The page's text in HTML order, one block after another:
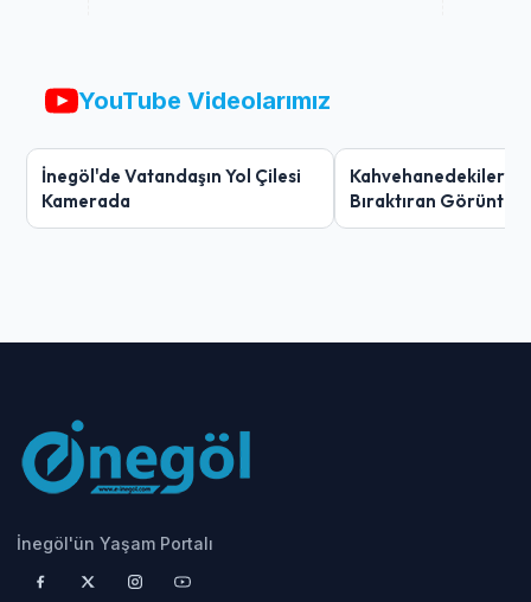
YouTube Videolarımız
İnegöl'de Vatandaşın Yol Çilesi
Kamerada
Kahvehanedekiler
Bıraktıran Görüntü!
İnegöl'ün Yaşam Portalı